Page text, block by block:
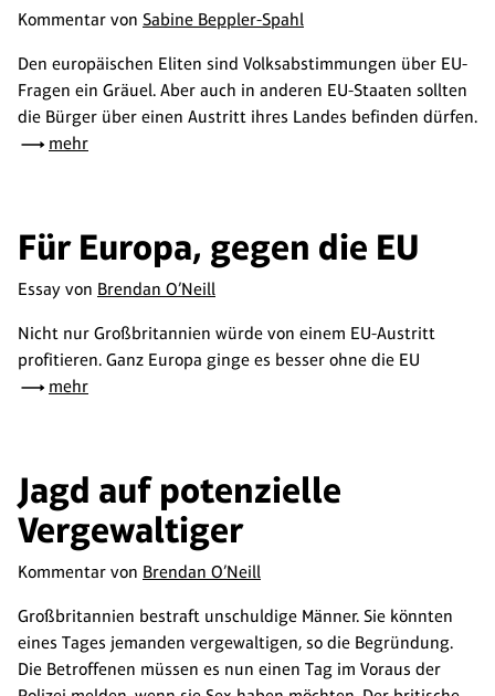
Kommentar von Sabine Beppler-Spahl
Den europäischen Eliten sind Volksabstimmungen über EU-
Fragen ein Gräuel. Aber auch in anderen EU-Staaten sollten
die Bürger über einen Austritt ihres Landes befinden dürfen.
mehr
Für Europa, gegen die EU
Essay von Brendan O’Neill
Nicht nur Großbritannien würde von einem EU-Austritt
profitieren. Ganz Europa ginge es besser ohne die EU
mehr
Jagd auf potenzielle
Vergewaltiger
Kommentar von Brendan O’Neill
Großbritannien bestraft unschuldige Männer. Sie könnten
eines Tages jemanden vergewaltigen, so die Begründung.
Die Betroffenen müssen es nun einen Tag im Voraus der